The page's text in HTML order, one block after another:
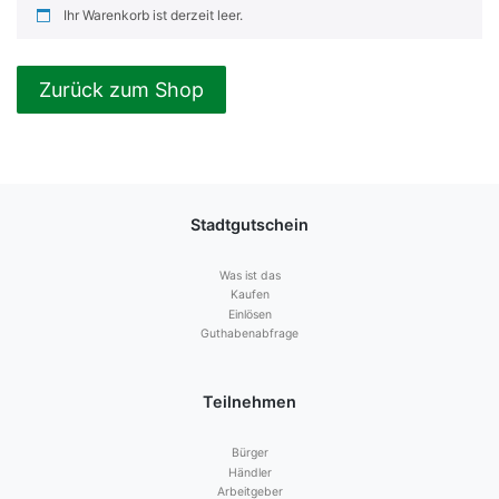
Ihr Warenkorb ist derzeit leer.
Zurück zum Shop
Stadtgutschein
Was ist das
Kaufen
Einlösen
Guthabenabfrage
Teilnehmen
Bürger
Händler
Arbeitgeber